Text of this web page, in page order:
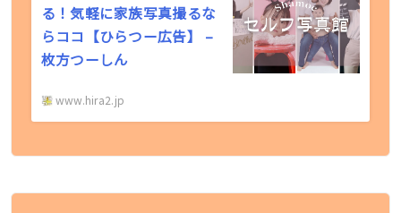
る！気軽に家族写真撮るな
らココ【ひらつー広告】 –
枚方つーしん
www.hira2.jp